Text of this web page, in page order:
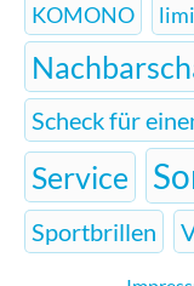
KOMONO
Scheck für
Service
Sportbrillen